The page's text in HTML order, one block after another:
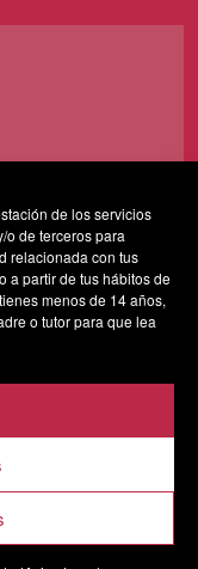
de los servicios
o de terceros para
relacionada con tus
a partir de tus hábitos de
menos de 14 años,
o tutor para que lea
y
web y confirmas
reservados